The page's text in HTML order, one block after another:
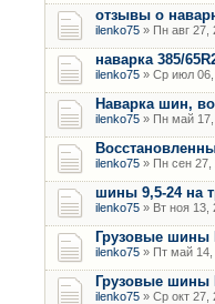
отзывы о
ilenko75 » Пн авг 27,
наварка 385/
ilenko75 » Ср июл 06,
Наварка шин,
ilenko75 » Пн май 17,
ilenko75 » Пн сен 27,
шины 9,5-24 на
ilenko75 » Вт ноя 13,
Грузовые шины
ilenko75 » Пт май 14,
Грузовые
ilenko75 » Ср окт 27,